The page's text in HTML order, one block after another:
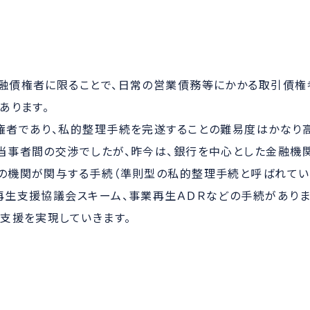
権者に限ることで、日常の営業債務等にかかる取引債
ます。
であり、私的整理手続を完遂することの難易度はかなり
間の交渉でしたが、昨今は、銀行を中心とした金融機
関が関与する手続（準則型の私的整理手続と呼ばれてい
支援協議会スキーム、事業再生ＡＤＲなどの手続があり
援を実現していきます。